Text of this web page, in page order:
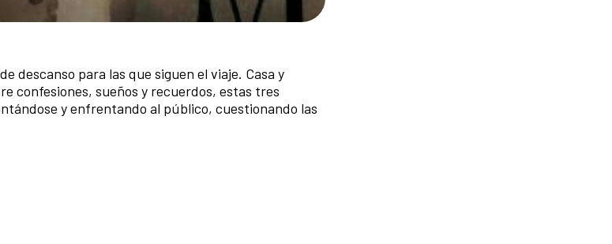
descanso para las que siguen el viaje. Casa y
confesiones, sueños y recuerdos, estas tres
y enfrentando al público, cuestionando las